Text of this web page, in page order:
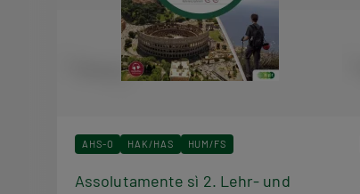
AHS-O HAK/HAS HUM/FS
Assolutamente sì 2. Lehr- und